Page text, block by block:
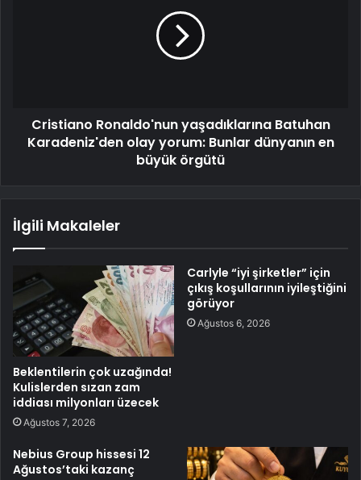
Cristiano Ronaldo'nun yaşadıklarına Batuhan
Karadeniz'den olay yorum: Bunlar dünyanın en
büyük örgütü
İlgili Makaleler
Beklentilerin çok uzağında!
Kulislerden sızan zam
iddiası milyonları üzecek
Ağustos 7, 2026
Carlyle “iyi şirketler” için
çıkış koşullarının iyileştiğini
görüyor
Ağustos 6, 2026
Nebius Group hissesi 12
Ağustos’taki kazanç